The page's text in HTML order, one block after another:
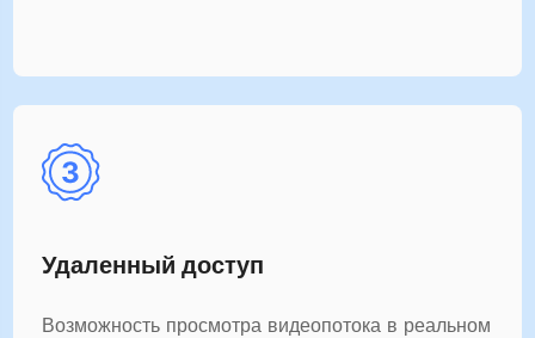
Удаленный доступ
Возможность просмотра видеопотока в реальном